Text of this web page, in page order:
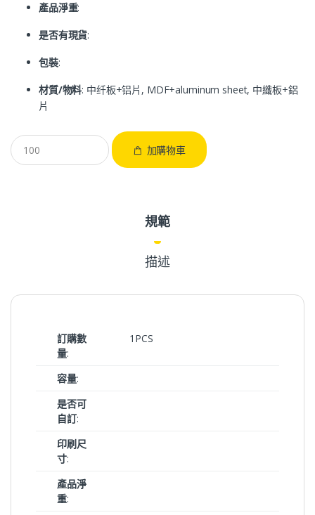
產品淨重:
是否有現貨:
包裝:
材質/物料: 中纤板+铝片, MDF+aluminum sheet, 中纖板+鋁
片
加購物車
規範
描述
訂購數
量:
1PCS
容量:
是否可
自訂:
印刷尺
寸:
產品淨
重: